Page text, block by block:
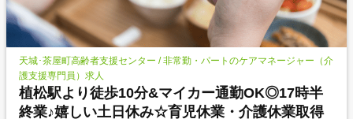
天城･茶屋町高齢者支援センター / 非常勤・パートのケアマネージャー（介
護支援専門員）求人
植松駅より徒歩10分&マイカー通勤OK◎17時半
終業♪嬉しい土日休み☆育児休業・介護休業取得